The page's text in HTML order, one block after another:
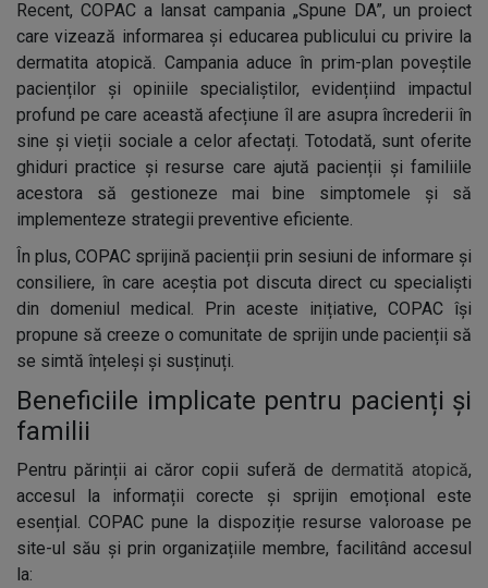
Recent, COPAC a lansat campania „Spune DA”, un proiect
care vizează informarea și educarea publicului cu privire la
dermatita atopică. Campania aduce în prim-plan poveștile
pacienților și opiniile specialiștilor, evidențiind impactul
profund pe care această afecțiune îl are asupra încrederii în
sine și vieții sociale a celor afectați. Totodată, sunt oferite
ghiduri practice și resurse care ajută pacienții și familiile
acestora să gestioneze mai bine simptomele și să
implementeze strategii preventive eficiente.
În plus, COPAC sprijină pacienții prin sesiuni de informare și
consiliere, în care aceștia pot discuta direct cu specialiști
din domeniul medical. Prin aceste inițiative, COPAC își
propune să creeze o comunitate de sprijin unde pacienții să
se simtă înțeleși și susținuți.
Beneficiile implicate pentru pacienți și
familii
Pentru părinții ai căror copii suferă de dermatită atopică,
accesul la informații corecte și sprijin emoțional este
esențial. COPAC pune la dispoziție resurse valoroase pe
site-ul său și prin organizațiile membre, facilitând accesul
la: